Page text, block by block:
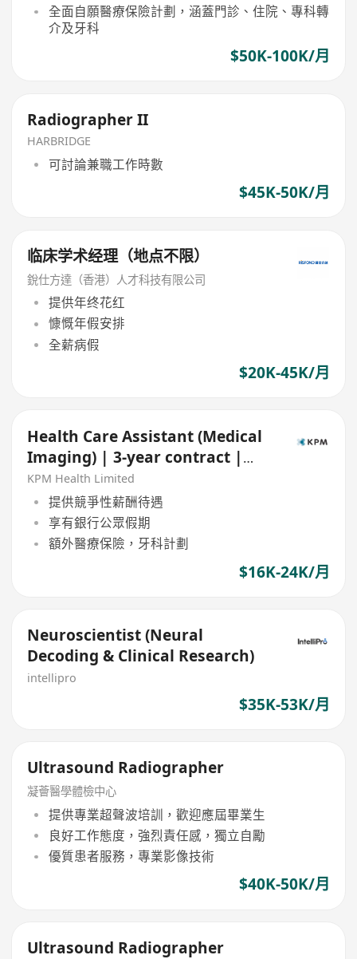
全面自願醫療保險計劃，涵蓋門診、住院、專科轉
介及牙科
$50K-100K/月
Radiographer II
HARBRIDGE
可討論兼職工作時數
$45K-50K/月
临床学术经理（地点不限）
銳仕方達（香港）人才科技有限公司
提供年终花红
慷慨年假安排
全薪病假
$20K-45K/月
Health Care Assistant (Medical
Imaging) | 3-year contract |
Central
KPM Health Limited
提供競爭性薪酬待遇
享有銀行公眾假期
額外醫療保險，牙科計劃
$16K-24K/月
Neuroscientist (Neural
Decoding & Clinical Research)
intellipro
$35K-53K/月
Ultrasound Radiographer
凝薈醫學體檢中心
提供專業超聲波培訓，歡迎應屆畢業生
良好工作態度，強烈責任感，獨立自勵
優質患者服務，專業影像技術
$40K-50K/月
Ultrasound Radiographer